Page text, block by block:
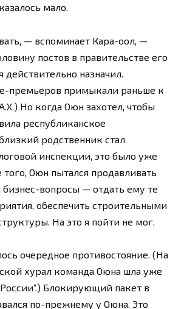
мало.
— вспоминает Кара-оол, —
постов в правительстве его
назначил.
премьеров примыкали раньше к
Но когда Оюн захотел, чтобы
республиканское
родственник стал
инспекции, это было уже
Оюн пытался продавливать
бизнес-вопросы — отдать ему те
обеспечить строительными
На это я пойти не мог.
очередное противостояние. (На
хурал команда Оюна шла уже
Блокирующий пакет в
по-прежнему у Оюна. Это